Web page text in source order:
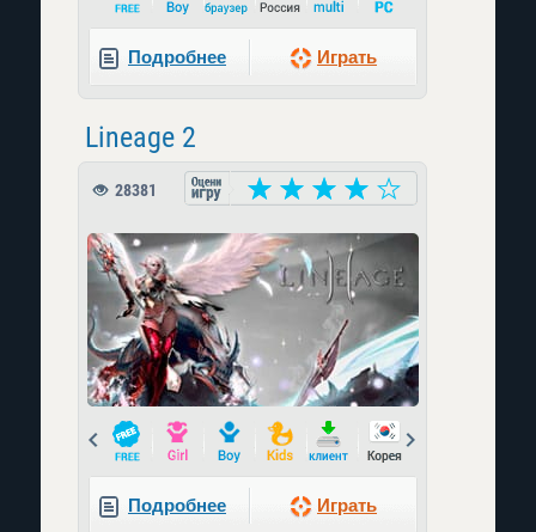
Подробнее Играть
Lineage 2
28381
Prev
Подробнее Играть